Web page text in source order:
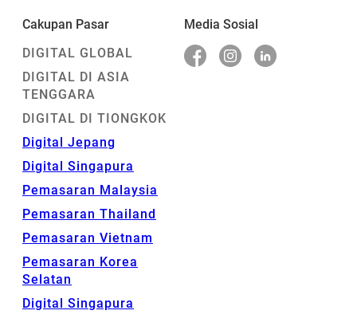
Media Sosial
Cakupan Pasar
DIGITAL GLOBAL
DIGITAL DI ASIA
TENGGARA
DIGITAL DI TIONGKOK
Digital Jepang
Digital Singapura
Pemasaran Malaysia
Pemasaran Thailand
Pemasaran Vietnam
Pemasaran Korea
Selatan
Digital Singapura